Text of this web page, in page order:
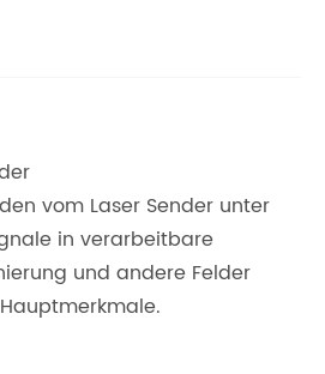
vom Laser Sender unter
in verarbeitbare
und andere Felder